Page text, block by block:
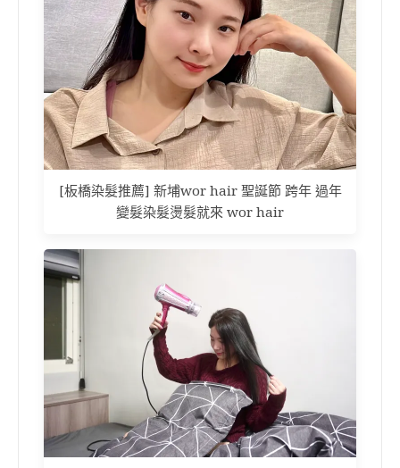
[板橋染髮推薦] 新埔wor hair 聖誕節 跨年 過年
變髮染髮燙髮就來 wor hair